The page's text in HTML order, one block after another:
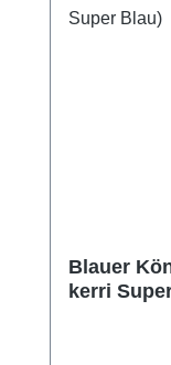
Blauer
kerri